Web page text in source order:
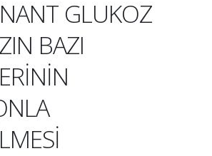
GLUKOZ
BAZI